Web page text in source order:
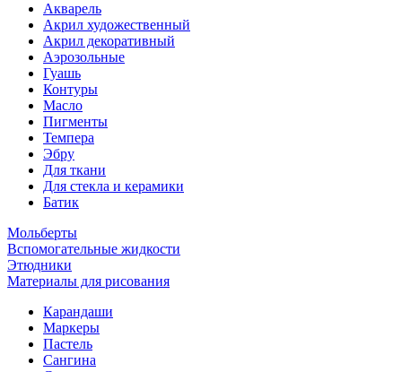
Акварель
Акрил художественный
Акрил декоративный
Аэрозольные
Гуашь
Контуры
Масло
Пигменты
Темпера
Эбру
Для ткани
Для стекла и керамики
Батик
Мольберты
Вспомогательные жидкости
Этюдники
Материалы для рисования
Карандаши
Маркеры
Пастель
Сангина